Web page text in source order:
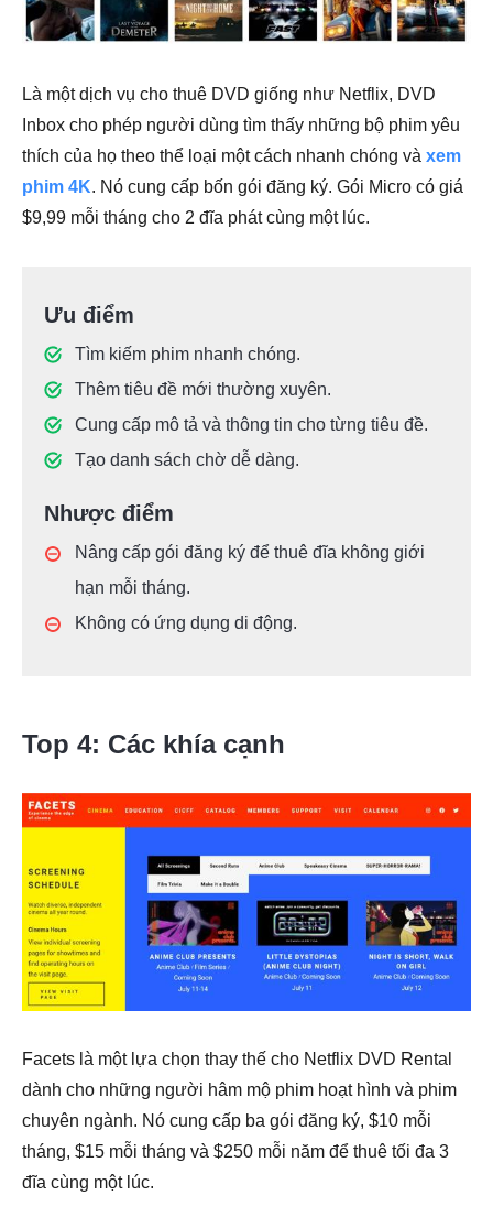
Là một dịch vụ cho thuê DVD giống như Netflix, DVD
Inbox cho phép người dùng tìm thấy những bộ phim yêu
thích của họ theo thể loại một cách nhanh chóng và xem
phim 4K. Nó cung cấp bốn gói đăng ký. Gói Micro có giá
$9,99 mỗi tháng cho 2 đĩa phát cùng một lúc.
Ưu điểm
Tìm kiếm phim nhanh chóng.
Thêm tiêu đề mới thường xuyên.
Cung cấp mô tả và thông tin cho từng tiêu đề.
Tạo danh sách chờ dễ dàng.
Nhược điểm
Nâng cấp gói đăng ký để thuê đĩa không giới
hạn mỗi tháng.
Không có ứng dụng di động.
Top 4: Các khía cạnh
Facets là một lựa chọn thay thế cho Netflix DVD Rental
dành cho những người hâm mộ phim hoạt hình và phim
chuyên ngành. Nó cung cấp ba gói đăng ký, $10 mỗi
tháng, $15 mỗi tháng và $250 mỗi năm để thuê tối đa 3
đĩa cùng một lúc.